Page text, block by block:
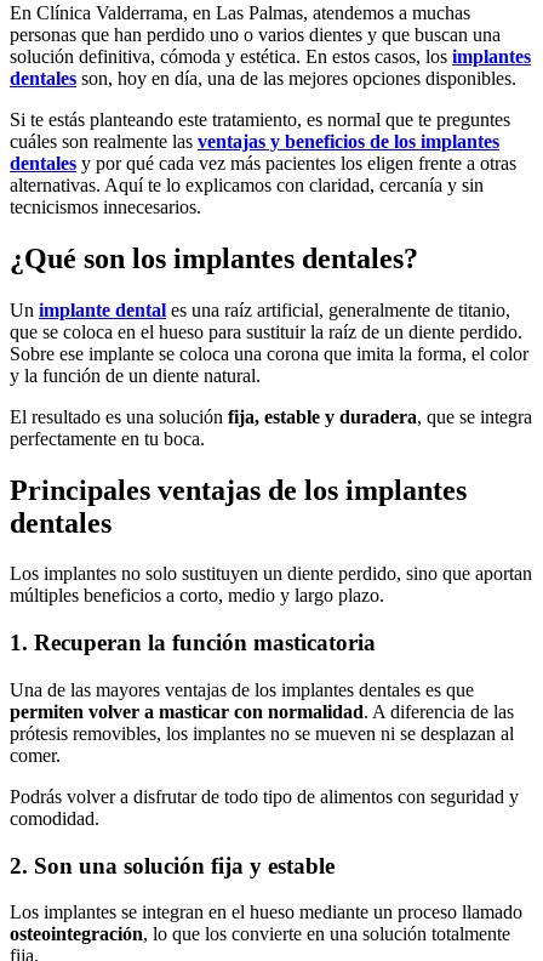
En Clínica Valderrama, en Las Palmas, atendemos a muchas
personas que han perdido uno o varios dientes y que buscan una
solución definitiva, cómoda y estética. En estos casos, los implantes
dentales son, hoy en día, una de las mejores opciones disponibles.
Si te estás planteando este tratamiento, es normal que te preguntes
cuáles son realmente las ventajas y beneficios de los implantes
dentales y por qué cada vez más pacientes los eligen frente a otras
alternativas. Aquí te lo explicamos con claridad, cercanía y sin
tecnicismos innecesarios.
¿Qué son los implantes dentales?
Un implante dental es una raíz artificial, generalmente de titanio,
que se coloca en el hueso para sustituir la raíz de un diente perdido.
Sobre ese implante se coloca una corona que imita la forma, el color
y la función de un diente natural.
El resultado es una solución fija, estable y duradera, que se integra
perfectamente en tu boca.
Principales ventajas de los implantes
dentales
Los implantes no solo sustituyen un diente perdido, sino que aportan
múltiples beneficios a corto, medio y largo plazo.
1. Recuperan la función masticatoria
Una de las mayores ventajas de los implantes dentales es que
permiten volver a masticar con normalidad. A diferencia de las
prótesis removibles, los implantes no se mueven ni se desplazan al
comer.
Podrás volver a disfrutar de todo tipo de alimentos con seguridad y
comodidad.
2. Son una solución fija y estable
Los implantes se integran en el hueso mediante un proceso llamado
osteointegración, lo que los convierte en una solución totalmente
fija.